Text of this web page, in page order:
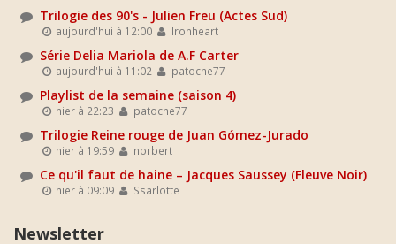
Trilogie des 90's - Julien Freu (Actes Sud)
aujourd'hui à 12:00 Ironheart
Série Delia Mariola de A.F Carter
aujourd'hui à 11:02 patoche77
Playlist de la semaine (saison 4)
hier à 22:23 patoche77
Trilogie Reine rouge de Juan Gómez-Jurado
hier à 19:59 norbert
Ce qu'il faut de haine – Jacques Saussey (Fleuve Noir)
hier à 09:09 Ssarlotte
Newsletter